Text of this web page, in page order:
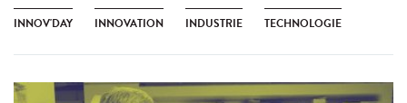
INNOV'DAY INNOVATION INDUSTRIE TECHNOLOGIE